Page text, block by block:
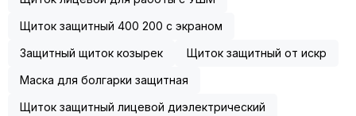
Щиток защитный 400 200 с экраном
Защитный щиток козырек
Щиток защитный от искр
Маска для болгарки защитная
Щиток защитный лицевой диэлектрический